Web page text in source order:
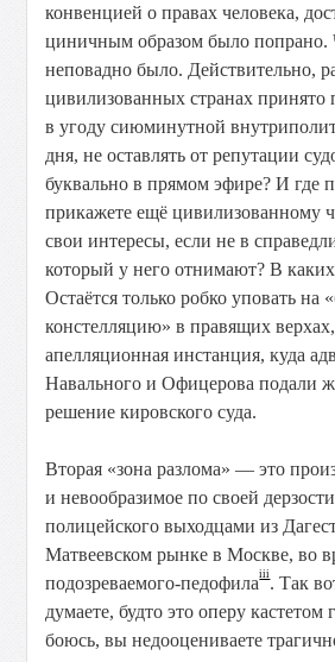
конвенцией о правах человека,
циничным образом было попрано.
неповадно было. Действительно,
цивилизованных странах принято
в угоду сиюминутной
дня, не оставлять от репутации
буквально в прямом эфире? И где
прикажете ещё цивилизованному
свои интересы, если не в
который у него отнимают? В каких
Остаётся только робко уповать на
констелляцию» в правящих верхах,
апелляционная инстанция, куда
Навального и Офицерова подали
решение кировского суда.
Вторая «зона разлома» —это
и невообразимое по своей дерзости
полицейского выходцами из
Матвеевском рынке в Москве, во
подозреваемого-педофилаiii. Так
думаете, будто это оперу кастетом
боюсь, вы недооцениваете